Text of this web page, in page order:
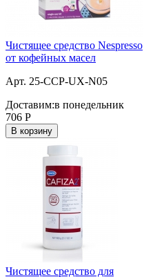
Чистящее средство Nespresso
от кофейных масел
Арт. 25-CCP-UX-N05
Доставим:в понедельник
706 Р
В корзину
Чистящее средство для